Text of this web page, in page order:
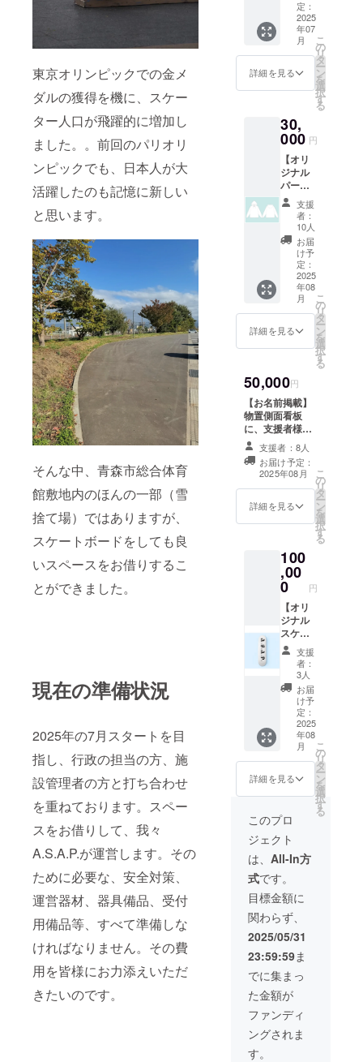
東京オリンピックでの金メ
ダルの獲得を機に、スケー
ター人口が飛躍的に増加し
ました。。前回のパリオリ
ンピックでも、日本人が大
活躍したのも記憶に新しい
と思います。
そんな中、青森市総合体育
館敷地内のほんの一部（雪
捨て場）ではありますが、
スケートボードをしても良
いスペースをお借りするこ
とができました。
現在の準備状況
2025年の7月スタートを目
指し、行政の担当の方、施
設管理者の方と打ち合わせ
を重ねております。スペー
スをお借りして、我々
A.S.A.P.が運営します。その
ために必要な、安全対策、
運営器材、器具備品、受付
用備品等、すべて準備しな
ければなりません。その費
用を皆様にお力添えいただ
きたいのです。
方には
作成
後、発
送させ
ていた
だきま
7月下旬
13:00-
16:00
・場
所：青
森県青
森市新
町1‐9‐
20 A
Platinu
m＆Co.
・支援
者様の
交通費
や滞在
費：支
援者様
各自で
ご負担
くださ
い。 ・
支援者
様との
連絡方
法：詳
細は
メール
で連絡
しま
サイズ
展開：
S, M, L,
XL ・カ
ラー展
開：黒,
白
供しま
す。 シ
ルクス
クリー
ンを
使っ
て、オ
リジナ
インを
印刷す
るワー
ク
ショッ
プを開
催し作
成しま
す。
※参
加でき
ない方
には作
成後、
発送さ
せてい
ただき
2025年
7月下旬
13:00-
16:00
・場
所：青
森県青
森市新
町1‐9‐
Platinu
m＆Co.
者様の
交通費
や滞在
費：支
援者様
の交通
費や滞
在費は
各自で
ご負担
くださ
い。 ・
支援者
様との
連絡方
法：詳
細は
で連絡
しま
サイズ
展開：
S, M, L,
XL ・カ
ラー展
開：黒,
白 若狭
達也 ク
ラフト
ビール
ラベ
ル、
パッ
ケー
ジ、ノ
ベル
ティ
や、ス
定：
2025
年07
月
詳細を見る
こ
の
リ
タ
ー
ン
を
選
択
す
る
30,
000 円
【オリ
ジナル
パー
カー】
A.S.A.P.
オリジ
ナル、
スケー
トエリ
アオー
プンを
記念し
たフー
ディー
（パー
カー）
しま
す。 ※
デザイ
ンは決
定し次
第掲載
しま
す。 ・
サイズ
S, M, L,
XL ・カ
白
支援
者：
10人
お届
け予
定：
2025
年08
月
詳細を見る
こ
の
リ
タ
ー
ン
を
選
択
す
る
50,000円
【お名前掲載】
物置側面看板
に、支援者様の
お名前（ニック
ネーム可）を掲
載します。 ・掲
載期間：2025年
8月15日〜（物
置建替え時ま
掲載は不可 ・掲
載サイズ：小
（10×20ｃｍ程
度） ・支援時、
必ず備考欄に希
望されるお名前
をご記入くださ
い。
支援者：8人
お届け予定：
2025年08月
詳細を見る
こ
の
リ
タ
ー
ン
を
選
択
す
る
100
,00
0 円
【オリ
ジナル
スケー
トボー
ドデッ
キ】
アー
ティス
トによ
るオリ
ジナル
デザイ
ンのス
ケート
ボード
デッキ
を製作
しお届
けしま
す。 シ
ルクス
クリー
ンでハ
ンドメ
イド致
しま
す。 ※
デザイ
ンが決
まり次
第お知
らせい
たしま
す。※画
支援
者：
3人
お届
け予
定：
2025
年08
月
詳細を見る
こ
の
リ
タ
ー
ン
を
選
択
す
る
このプロ
ジェクト
は、 All-In方
式です。
目標金額に
関わらず、
2025/05/31
23:59:59ま
でに集まっ
た金額が
ファンディ
ングされま
す。